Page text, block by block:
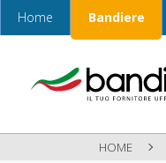
Home Bandiere
HOME